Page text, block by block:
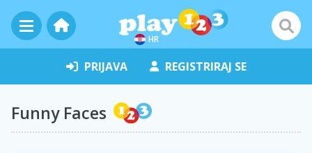
HR
PRIJAVA REGISTRIRAJ SE
Funny Faces